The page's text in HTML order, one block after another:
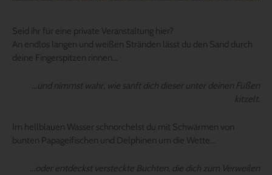
Seid ihr für eine private Veranstaltung hier?
An endlos langen und weißen Stränden lässt du den Sand durch
deine Fingerspitzen rinnen…
…und nimmst wahr, wie sanft dich dieser unter deinen Füßen
kitzelt.
Im hellblauen Wasser schnorchelst du mit Schwärmen von
bunten Papageifischen und Delphinen um die Wette…
…oder entdeckst versteckte Buchten, die dich zum Verweilen